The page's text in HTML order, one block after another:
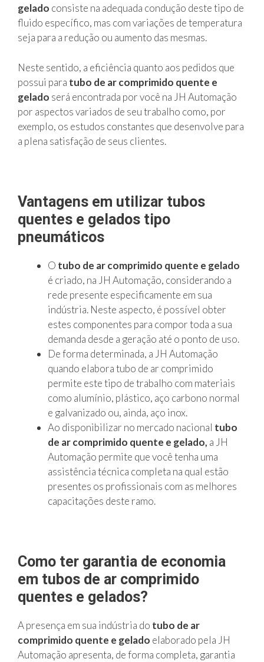
gelado consiste na adequada condução deste tipo de
fluido específico, mas com variações de temperatura
seja para a redução ou aumento das mesmas.
Neste sentido, a eficiência quanto aos pedidos que
possui para tubo de ar comprimido quente e
gelado será encontrada por você na JH Automação
por aspectos variados de seu trabalho como, por
exemplo, os estudos constantes que desenvolve para
a plena satisfação de seus clientes.
Vantagens em utilizar tubos
quentes e gelados tipo
pneumáticos
O tubo de ar comprimido quente e gelado
é criado, na JH Automação, considerando a
rede presente especificamente em sua
indústria. Neste aspecto, é possível obter
estes componentes para compor toda a sua
demanda desde a geração até o ponto de uso.
De forma determinada, a JH Automação
quando elabora tubo de ar comprimido
permite este tipo de trabalho com materiais
como alumínio, plástico, aço carbono normal
e galvanizado ou, ainda, aço inox.
Ao disponibilizar no mercado nacional tubo
de ar comprimido quente e gelado, a JH
Automação permite que você tenha uma
assistência técnica completa na qual estão
presentes os profissionais com as melhores
capacitações deste ramo.
Como ter garantia de economia
em tubos de ar comprimido
quentes e gelados?
A presença em sua indústria do tubo de ar
comprimido quente e gelado elaborado pela JH
Automação apresenta, de forma completa, garantia